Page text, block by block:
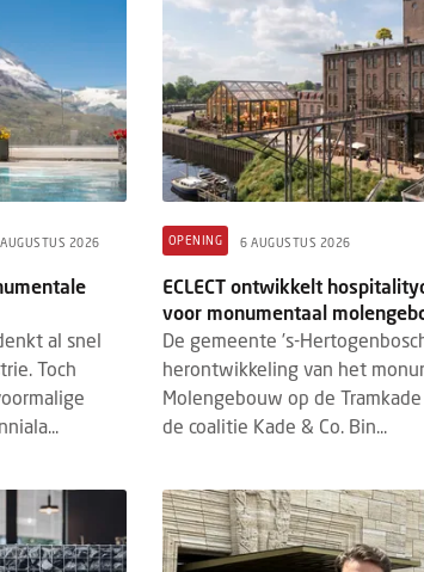
2026
al snel
Toch
OPENING 6 AUGUSTUS 2026
ECLECT ontwikkelt
voor monumentaal
De gemeente ’s-
herontwikkeling van het
Molengebouw op de
de coalitie Kade & Co. Bin...
Rotterdamse
geheel vernieuwd
renovatie heropent
officieel haar deuren.
in een deel van de
aan de O...
HOTEL & DE HOTEL TECH
3 AUGUSTUS 2026
Hotel & de Hotel
ideale totaaloplossing
Op 1 mei vormde
& de Hotel Tech